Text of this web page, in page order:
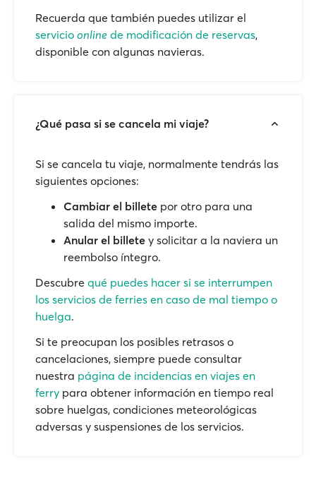
Recuerda que también puedes utilizar el
servicio online de modificación de reservas,
disponible con algunas navieras.
¿Qué pasa si se cancela mi viaje?
Si se cancela tu viaje, normalmente tendrás las
siguientes opciones:
Cambiar el billete por otro para una
salida del mismo importe.
Anular el billete y solicitar a la naviera un
reembolso íntegro.
Descubre qué puedes hacer si se interrumpen
los servicios de ferries en caso de mal tiempo o
huelga.
Si te preocupan los posibles retrasos o
cancelaciones, siempre puede consultar
nuestra página de incidencias en viajes en
ferry para obtener información en tiempo real
sobre huelgas, condiciones meteorológicas
adversas y suspensiones de los servicios.